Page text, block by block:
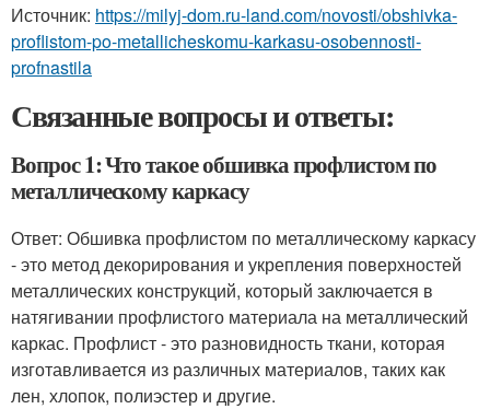
Источник: https://milyj-dom.ru-land.com/novosti/obshivka-
proflistom-po-metallicheskomu-karkasu-osobennosti-
profnastila
Связанные вопросы и ответы:
Вопрос 1: Что такое обшивка профлистом по
металлическому каркасу
Ответ: Обшивка профлистом по металлическому каркасу
- это метод декорирования и укрепления поверхностей
металлических конструкций, который заключается в
натягивании профлистого материала на металлический
каркас. Профлист - это разновидность ткани, которая
изготавливается из различных материалов, таких как
лен, хлопок, полиэстер и другие.